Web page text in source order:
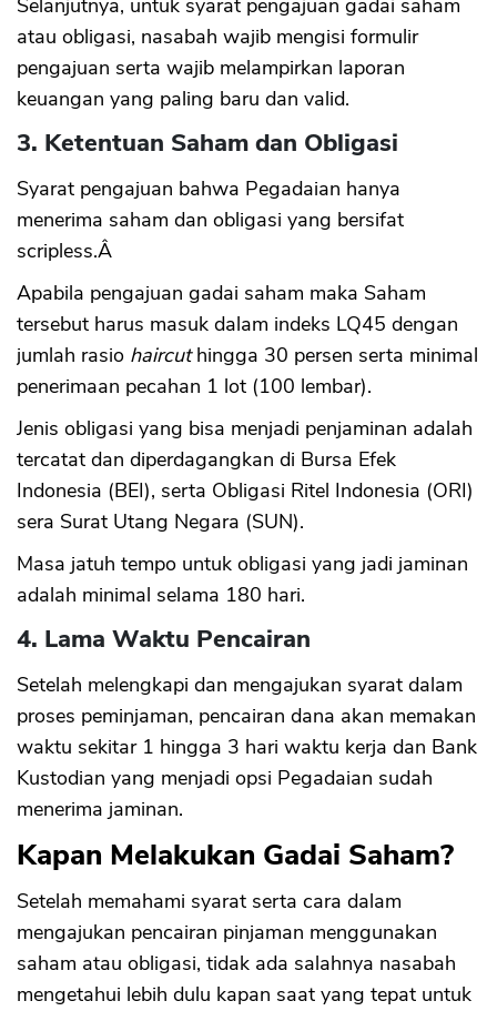
Selanjutnya, untuk syarat pengajuan gadai saham
atau obligasi, nasabah wajib mengisi formulir
pengajuan serta wajib melampirkan laporan
keuangan yang paling baru dan valid.
3. Ketentuan Saham dan Obligasi
Syarat pengajuan bahwa Pegadaian hanya
menerima saham dan obligasi yang bersifat
scripless.Â
Apabila pengajuan gadai saham maka Saham
tersebut harus masuk dalam indeks LQ45 dengan
jumlah rasio haircuthingga 30 persen serta minimal
penerimaan pecahan 1 lot (100 lembar).
Jenis obligasi yang bisa menjadi penjaminan adalah
tercatat dan diperdagangkan di Bursa Efek
Indonesia (BEI), serta Obligasi Ritel Indonesia (ORI)
sera Surat Utang Negara (SUN).
Masa jatuh tempo untuk obligasi yang jadi jaminan
adalah minimal selama 180 hari.
4. Lama Waktu Pencairan
Setelah melengkapi dan mengajukan syarat dalam
proses peminjaman, pencairan dana akan memakan
waktu sekitar 1 hingga 3 hari waktu kerja dan Bank
Kustodian yang menjadi opsi Pegadaian sudah
menerima jaminan.
Kapan Melakukan Gadai Saham?
Setelah memahami syarat serta cara dalam
mengajukan pencairan pinjaman menggunakan
saham atau obligasi, tidak ada salahnya nasabah
mengetahui lebih dulu kapan saat yang tepat untuk
CANCEL